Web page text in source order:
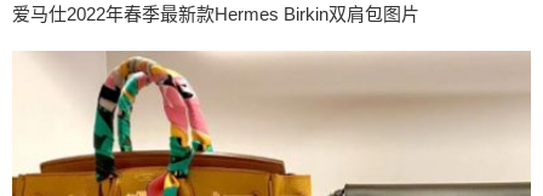
爱马仕2022年春季最新款Hermes Birkin双肩包图片